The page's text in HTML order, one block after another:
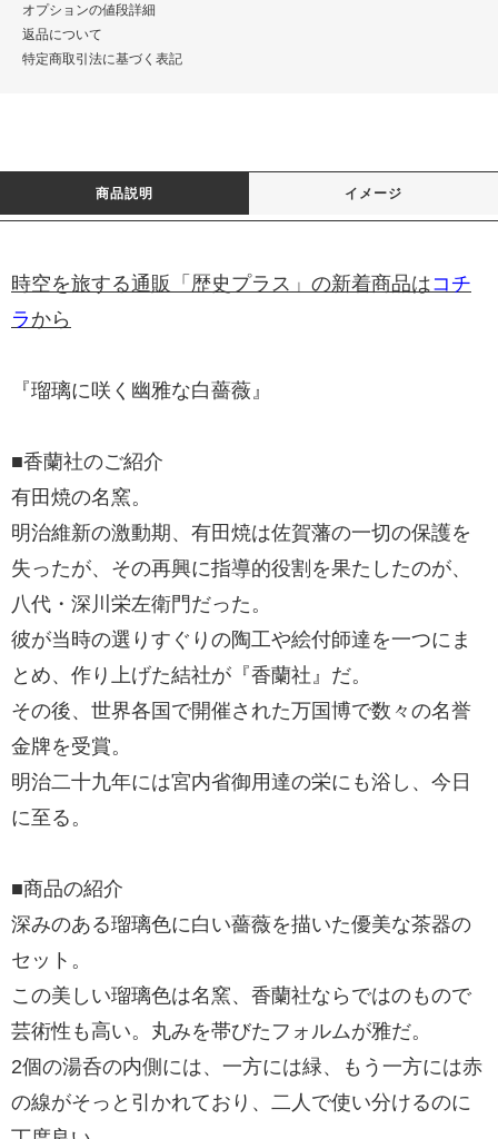
オプションの値段詳細
返品について
特定商取引法に基づく表記
商品説明 イメージ
時空を旅する通販「歴史プラス」の新着商品はコチ
ラ から
『瑠璃に咲く幽雅な白薔薇』
■香蘭社のご紹介
有田焼の名窯。
明治維新の激動期、有田焼は佐賀藩の一切の保護を
失ったが、その再興に指導的役割を果たしたのが、
八代・深川栄左衛門だった。
彼が当時の選りすぐりの陶工や絵付師達を一つにま
とめ、作り上げた結社が『香蘭社』だ。
その後、世界各国で開催された万国博で数々の名誉
金牌を受賞。
明治二十九年には宮内省御用達の栄にも浴し、今日
に至る。
■商品の紹介
深みのある瑠璃色に白い薔薇を描いた優美な茶器の
セット。
この美しい瑠璃色は名窯、香蘭社ならではのもので
芸術性も高い。丸みを帯びたフォルムが雅だ。
2個の湯呑の内側には、一方には緑、もう一方には赤
の線がそっと引かれており、二人で使い分けるのに